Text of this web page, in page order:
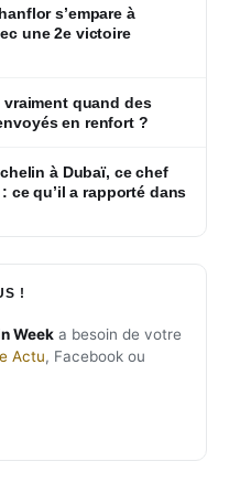
s’empare à
une 2e victoire
quand des
en renfort ?
à Dubaï, ce chef
ce qu’il a rapporté dans
!
Week a besoin de votre
Actu, Facebook ou